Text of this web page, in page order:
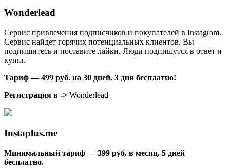
Wonderlead
Сервис привлечения подписчиков и покупателей в Instagram.
Сервис найдет горячих потенциальных клиентов. Вы
подпишитесь и поставите лайки. Люди подпишутся в ответ и
купят.
Тариф — 499 руб. на 30 дней. 3 дня бесплатно!
Регистрация в -> Wonderlead
Instaplus.me
Минимальный тариф — 399 руб. в месяц. 5 дней
бесплатно.